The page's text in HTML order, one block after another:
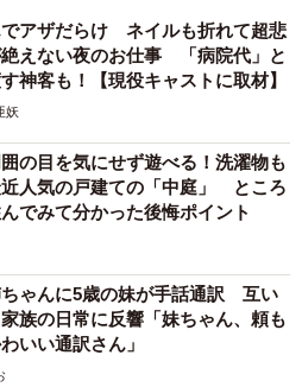
アザだらけ ネイルも折れて超悲
えない夜のお仕事 「病院代」と
神客も！【現役キャストに取材】
妖
囲の目を気にせず遊べる！洗濯物も
人気の戸建ての「中庭」 ところ
でみて分かった後悔ポイント
ゃんに5歳の妹が手話通訳 互い
族の日常に反響「妹ちゃん、頼も
いい通訳さん」